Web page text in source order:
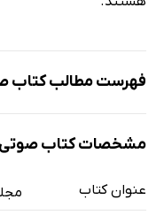
فهرست مطالب کتاب
مشخصات کتاب صوتی
عنوان کتاب